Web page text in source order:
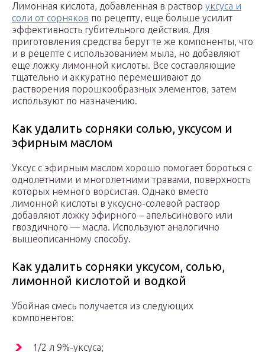
Лимонная кислота, добавленная в раствор уксуса и
соли от сорняков по рецепту, еще больше усилит
эффективность губительного действия. Для
приготовления средства берут те же компоненты, что
и в рецепте с использованием мыла, но добавляют
еще ложку лимонной кислоты. Все составляющие
тщательно и аккуратно перемешивают до
растворения порошкообразных элементов, затем
используют по назначению.
Как удалить сорняки солью, уксусом и
эфирным маслом
Уксус с эфирным маслом хорошо помогает бороться с
однолетними и многолетними травами, поверхность
которых немного ворсистая. Однако вместо
лимонной кислоты в уксусно-солевой раствор
добавляют ложку эфирного – апельсинового или
гвоздичного — масла. Используют аналогично
вышеописанному способу.
Как удалить сорняки уксусом, солью,
лимонной кислотой и водкой
Убойная смесь получается из следующих
компонентов:
1/2 л 9%-уксуса;